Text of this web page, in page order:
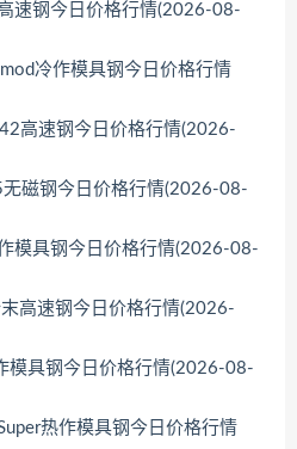
速钢今日价格行情(2026-08-
冷作模具钢今日价格行情
高速钢今日价格行情(2026-
磁钢今日价格行情(2026-08-
模具钢今日价格行情(2026-08-
高速钢今日价格行情(2026-
模具钢今日价格行情(2026-08-
热作模具钢今日价格行情